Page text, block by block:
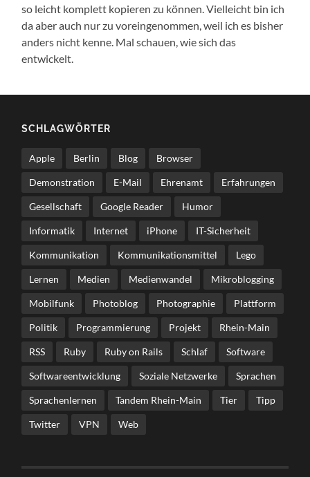
so leicht kom­plett kopie­ren zu kön­nen. Viel­leicht bin ich
da aber auch nur zu vor­ein­ge­nom­men, weil ich es bis­her
anders nicht ken­ne. Mal schau­en, wie sich das
entwickelt.
SCHLAG­WÖR­TER
Apple Berlin Blog Browser
Demonstration E-Mail Ehrenamt Erfahrungen
Gesellschaft Google Reader Humor
Informatik Internet iPhone IT-Sicherheit
Kommunikation Kommunikationsmittel Lego
Lernen Medien Medienwandel Mikroblogging
Mobilfunk Photoblog Photographie Plattform
Politik Programmierung Projekt Rhein-Main
RSS Ruby Ruby on Rails Schlaf Software
Softwareentwicklung Soziale Netzwerke Sprachen
Sprachenlernen Tandem Rhein-Main Tier Tipp
Twitter VPN Web